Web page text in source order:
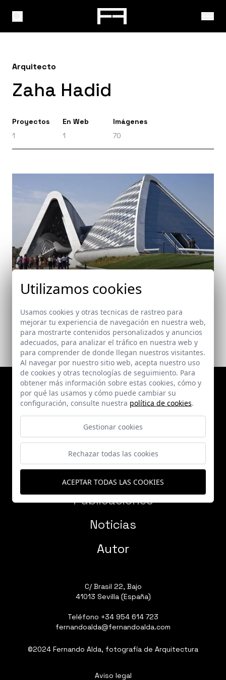
Arquitecto
Zaha Hadid
Proyectos
1
En Web
1
Imágenes
70
Pabellón Puente. Expo Zaragoza 2008
Zaragoza
Proyectos
Publicaciones
Noticias
Autor
C/ Brasil 22, Bajo
41013 Sevilla (España)
Teléfono +34 954 614 723
fernandoalda@fernandoalda.com
©2024 Fernando Alda, fotografía de Arquitectura
Aviso legal
Utilizamos cookies
Usamos cookies y otras tecnicas de rastreo para
mejorar tu experiencia de navegación en nuestra web,
para mostrarte contenidos personalizados y anuncios
adecuados, para analizar el tráfico en nuestra web y
para comprender de donde llegan nuestros visitantes.
Al navegar por nuestro sitio web, acepta nuestro uso
de cookies y otras tecnologías de seguimiento. Para
obtener más información sobre estas cookies, cómo y
por qué las usamos y cómo puede cambiar su
configuración, consulte nuestra política de cookies.
Gestionar cookies
Rechazar todas las cookies
ACEPTAR TODAS LAS COOKIES